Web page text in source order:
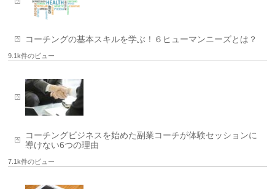
コーチングの基本スキルを学ぶ！６ヒューマンニーズとは？
9.1k件のビュー
コーチングビジネスを始めた副業コーチが体験セッションに
導けない6つの理由
7.1k件のビュー